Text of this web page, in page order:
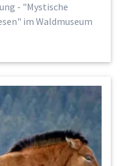
- "Mystische
im Waldmuseum